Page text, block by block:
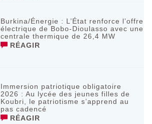
Burkina/Énergie : L’État renforce l’offre
électrique de Bobo-Dioulasso avec une
centrale thermique de 26,4 MW
RÉAGIR
Immersion patriotique obligatoire
2026 : Au lycée des jeunes filles de
Koubri, le patriotisme s’apprend au
pas cadencé
RÉAGIR